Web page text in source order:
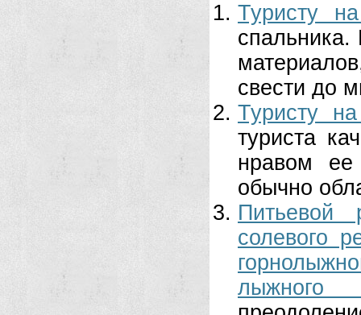
Туристу
спальника.
свести до
Туристу
туриста
нравом
обычно
солевого
лыжного